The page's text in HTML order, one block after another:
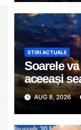
STIRI ACTUALE
Soarele
aceeași
întrerupe
Europa
AUG 8, 2026